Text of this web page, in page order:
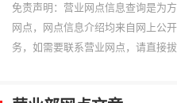
免责声明：营业网点信息查询是为
网点，网点信息介绍均来自网上公
务，如需要联系营业网点，请直接